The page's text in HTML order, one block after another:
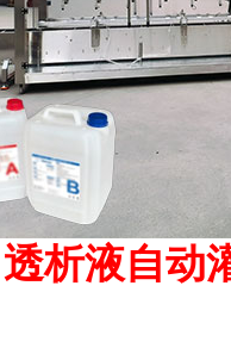
透析液自动